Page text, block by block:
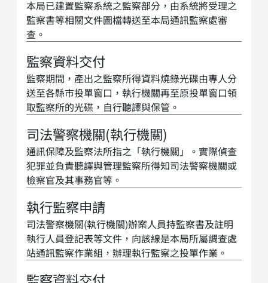
本局已建置監察系統之監察部分，由系統將受理之
監察書等相關文件圖檔轉送至本局通訊監察處審
查。
監察資料交付
監察期間，產出之監察所得資料燒錄光碟由專人分
送至各縣市投單窗口，執行機關再至原投單窗口領
取監察所的光碟，自行聽譯與保管。
司法警察機關(執行機關)
通訊保障及監察法所指之「執行機關」。實際偵查
犯罪並負責聽譯與管理監察所得知司法警察機關或
檢察官及其事務官等。
執行監察申請
司法警察機關(執行機關)辦案人員持監察書及註明
執行人員登記表等文件，向該線是本局所屬調查處
站通訊監察作業組，辦理執行監察之投單作業。